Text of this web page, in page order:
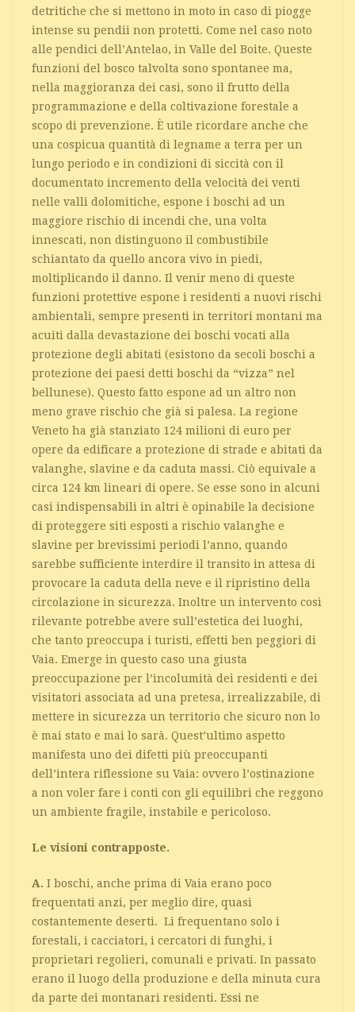
detritiche che si mettono in moto in caso di piogge
intense su pendii non protetti. Come nel caso noto
alle pendici dell’Antelao, in Valle del Boite. Queste
funzioni del bosco talvolta sono spontanee ma,
nella maggioranza dei casi, sono il frutto della
programmazione e della coltivazione forestale a
scopo di prevenzione. È utile ricordare anche che
una cospicua quantità di legname a terra per un
lungo periodo e in condizioni di siccità con il
documentato incremento della velocità dei venti
nelle valli dolomitiche, espone i boschi ad un
maggiore rischio di incendi che, una volta
innescati, non distinguono il combustibile
schiantato da quello ancora vivo in piedi,
moltiplicando il danno. Il venir meno di queste
funzioni protettive espone i residenti a nuovi rischi
ambientali, sempre presenti in territori montani ma
acuiti dalla devastazione dei boschi vocati alla
protezione degli abitati (esistono da secoli boschi a
protezione dei paesi detti boschi da “vizza” nel
bellunese). Questo fatto espone ad un altro non
meno grave rischio che già si palesa. La regione
Veneto ha già stanziato 124 milioni di euro per
opere da edificare a protezione di strade e abitati da
valanghe, slavine e da caduta massi. Ciò equivale a
circa 124 km lineari di opere. Se esse sono in alcuni
casi indispensabili in altri è opinabile la decisione
di proteggere siti esposti a rischio valanghe e
slavine per brevissimi periodi l’anno, quando
sarebbe sufficiente interdire il transito in attesa di
provocare la caduta della neve e il ripristino della
circolazione in sicurezza. Inoltre un intervento così
rilevante potrebbe avere sull’estetica dei luoghi,
che tanto preoccupa i turisti, effetti ben peggiori di
Vaia. Emerge in questo caso una giusta
preoccupazione per l’incolumità dei residenti e dei
visitatori associata ad una pretesa, irrealizzabile, di
mettere in sicurezza un territorio che sicuro non lo
è mai stato e mai lo sarà. Quest’ultimo aspetto
manifesta uno dei difetti più preoccupanti
dell’intera riflessione su Vaia: ovvero l’ostinazione
a non voler fare i conti con gli equilibri che reggono
un ambiente fragile, instabile e pericoloso.
Le visioni contrapposte.
A. I boschi, anche prima di Vaia erano poco
frequentati anzi, per meglio dire, quasi
costantemente deserti. Li frequentano solo i
forestali, i cacciatori, i cercatori di funghi, i
proprietari regolieri, comunali e privati. In passato
erano il luogo della produzione e della minuta cura
da parte dei montanari residenti. Essi ne